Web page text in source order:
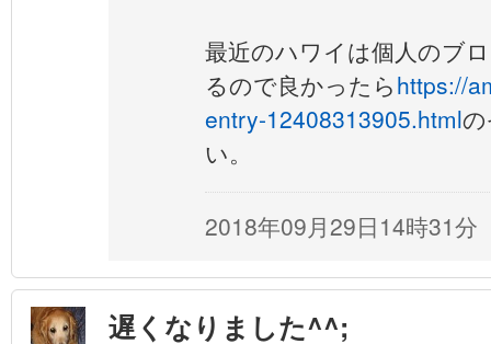
最近のハワイは個人のブ
るので良かったらhttps://
entry-12408313905.html
い。
2018年09月29日14時31分
遅くなりました^^;